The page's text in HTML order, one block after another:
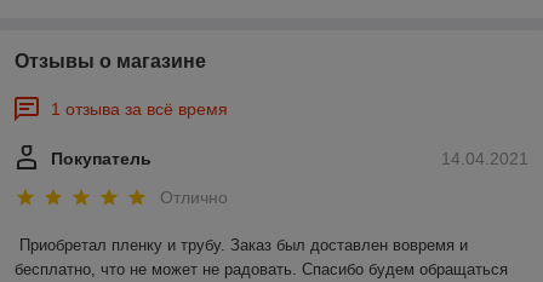
Отзывы о магазине
1 отзыва за всё время
14.04.2021
Покупатель
Отлично
Приобретал пленку и трубу. Заказ был доставлен вовремя и
бесплатно, что не может не радовать. Спасибо будем обращаться